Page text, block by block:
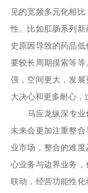
见的宽频多元化相
性。比如肛肠系列
史原因导致的药品
要较长周期摸索等
强，空间更大，发
大决心和更多耐心，
马应龙纵深专业
未来会更加注重整
业市场，整合的难
心业务与边界业务
联动，经营功能性